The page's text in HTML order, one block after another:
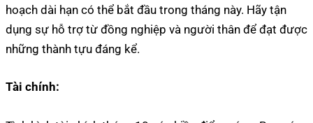
hoạch dài hạn có thể bắt đầu trong tháng này. Hãy tận
dụng sự hỗ trợ từ đồng nghiệp và người thân để đạt được
những thành tựu đáng kể.
Tài chính: